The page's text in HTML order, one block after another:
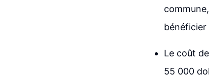
bénéficier
Le coût
55 000